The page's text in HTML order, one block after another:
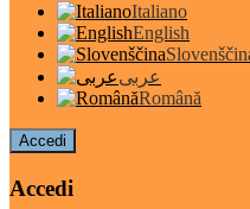
Italiano
English
عربى
Română
Accedi
Accedi